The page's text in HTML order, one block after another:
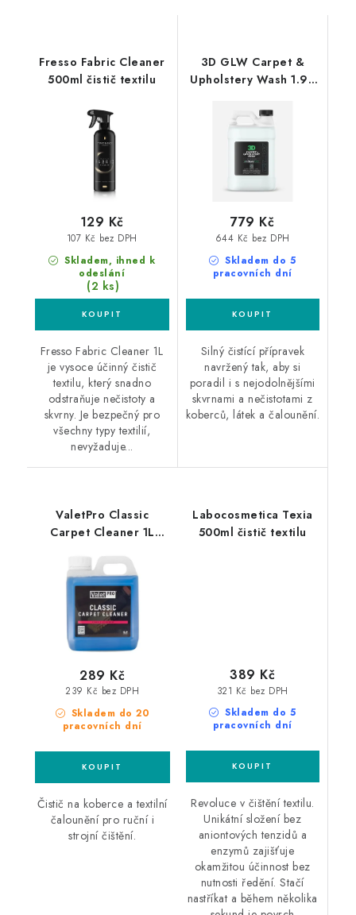
Fresso Fabric Cleaner
500ml čistič textilu
Skladem, ihned k
odeslání
(2 ks)
107 Kč bez DPH
129 Kč
Fresso Fabric Cleaner 1L
je vysoce účinný čistič
textilu, který snadno
odstraňuje nečistoty a
skvrny. Je bezpečný pro
všechny typy textilií,
nevyžaduje...
3D GLW Carpet &
Upholstery Wash 1.9L
Skladem do 5
pracovních dní
644 Kč bez DPH
779 Kč
Silný čistící přípravek
navržený tak, aby si
poradil i s nejodolnějšími
skvrnami a nečistotami z
koberců, látek a čalounění.
ValetPro Classic
Carpet Cleaner 1L
Skladem do 20
pracovních dní
239 Kč bez DPH
289 Kč
Čistič na koberce a textilní
čalounění pro ruční i
strojní čištění.
Labocosmetica Texia
500ml čistič textilu
Skladem do 5
pracovních dní
321 Kč bez DPH
389 Kč
Revoluce v čištění textilu.
Unikátní složení bez
aniontových tenzidů a
enzymů zajišťuje
okamžitou účinnost bez
nutnosti ředění. Stačí
nastříkat a během několika